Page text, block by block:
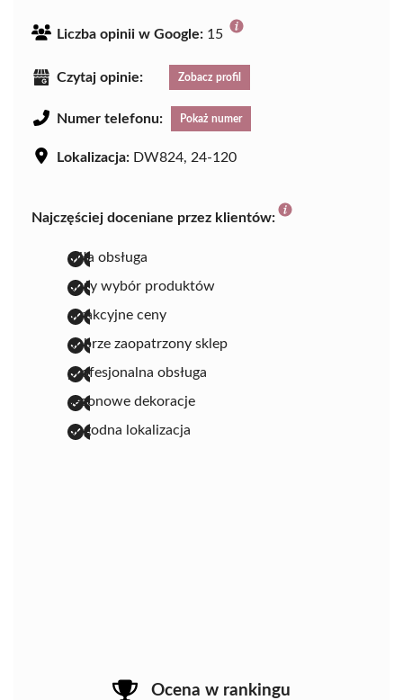
Liczba opinii w Google: 15
Czytaj opinie: Zobacz profil
Numer telefonu: Pokaż numer
Lokalizacja: DW824, 24-120
Najczęściej doceniane przez klientów:
miła obsługa
duży wybór produktów
atrakcyjne ceny
dobrze zaopatrzony sklep
profesjonalna obsługa
sezonowe dekoracje
dogodna lokalizacja
Ocena w rankingu